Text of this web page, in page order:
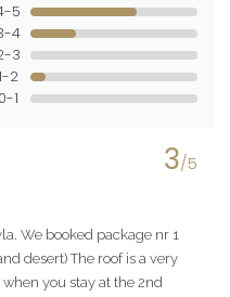
5
4
3
2
0-1
3/5
We booked package nr 1
desert) The roof is a very
you stay at the 2nd